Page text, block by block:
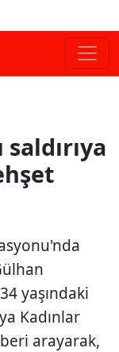
yaşındaki
Kadınlar
arayarak,